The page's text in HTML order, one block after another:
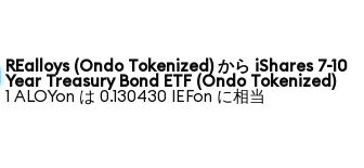
REalloys (Ondo Tokenized) から iShares 7-10
Year Treasury Bond ETF (Ondo Tokenized)
1 ALOYon は 0.130430 IEFon に相当